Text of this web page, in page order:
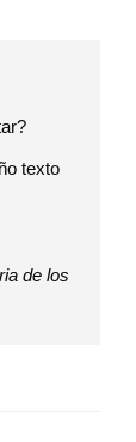
texto
de los